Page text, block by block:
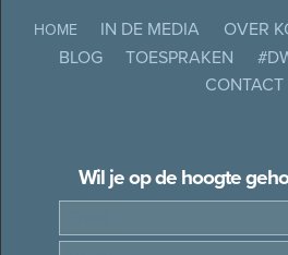
HOME IN DE MEDIA OVER
BLOG
TOESPRAKEN
CONTACT
Wil je op de hoogte